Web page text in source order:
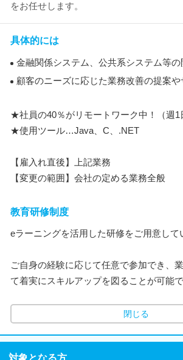
をお任せします。
具体的には
金融関係システム、公共系システム等の
顧客のニーズに応じた業務改善の提案や
★社員の40％がリモートワーク中！（週1
★使用ツール…Java、C、.NET
【雇入れ直後】上記業務
【変更の範囲】会社の定める業務全般
教育研修制度
eラーニングを活用した研修をご用意して
ご自身の経験に応じて任意で参加でき、
て着実にスキルアップを図ることが可能で
閉じる
対象となる方